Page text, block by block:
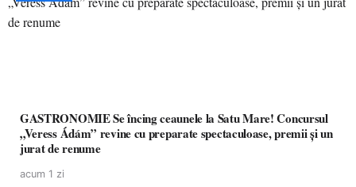
GASTRONOMIE Se încing ceaunele la Satu Mare! Concursul
„Veress Ádám” revine cu preparate spectaculoase, premii și un
jurat de renume
acum 1 zi